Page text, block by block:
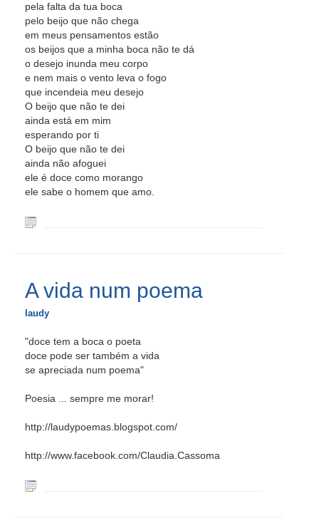
pela falta da tua boca
pelo beijo que não chega
em meus pensamentos estão
os beijos que a minha boca não te dá
o desejo inunda meu corpo
e nem mais o vento leva o fogo
que incendeia meu desejo
O beijo que não te dei
ainda está em mim
esperando por ti
O beijo que não te dei
ainda não afoguei
ele é doce como morango
ele sabe o homem que amo.
A vida num poema
laudy
"doce tem a boca o poeta
doce pode ser também a vida
se apreciada num poema"
Poesia ... sempre me morar!
http://laudypoemas.blogspot.com/
http://www.facebook.com/Claudia.Cassoma